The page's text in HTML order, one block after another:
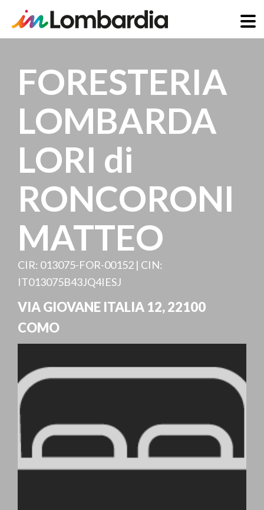
InhaltFORESTERIA
LOMBARDA
LORI di
RONCORONI
MATTEO
CIR: 013075-FOR-00152 | CIN:
IT013075B43JQ4IESJ
VIA GIOVANE ITALIA 12,22100
COMO